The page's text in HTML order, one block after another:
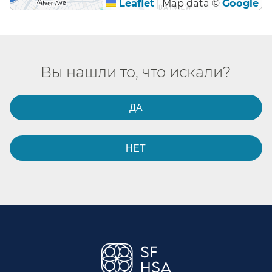
Leaflet |Map data © Google
Вы нашли то, что искали?​​
ДА​​
НЕТ​​